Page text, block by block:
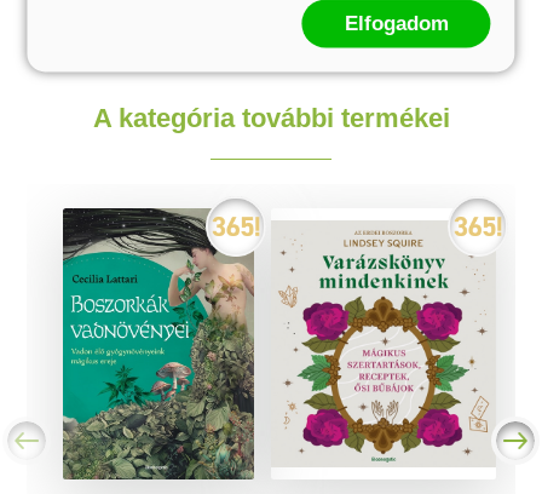
kosárba
A kategória további termékei
Elfogadom